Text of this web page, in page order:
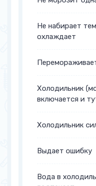
Не набирает
охлаждает
Холодильник
включается и
Холодильник
Выдает ошибку
Вода в